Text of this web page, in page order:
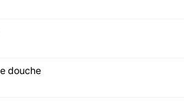
douche